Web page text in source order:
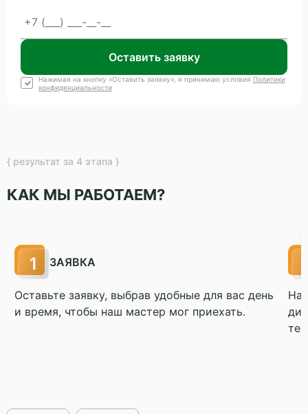
Оставить заявку
Нажимая на кнопку «Оставить заявку», я принимаю условия Политики
конфиденциальности
{ результат за 4 этапа }
КАК МЫ РАБОТАЕМ?
ЗАЯВКА
Оставьте заявку, выбрав удобные для вас день
и время, чтобы наш мастер мог приехать.